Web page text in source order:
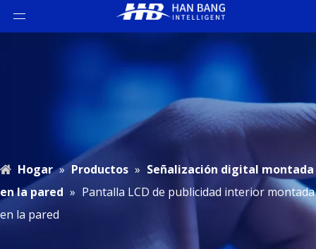
Hogar » Productos » Señalización digital montada
en la pared » Pantalla LCD de publicidad interior montada
en la pared